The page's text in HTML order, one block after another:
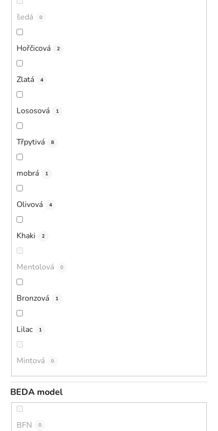
šedá 0
Hořčicová 2
Zlatá 4
Lososová 1
Třpytivá 8
mobrá 1
Olivová 4
Khaki 2
Mentolová 0
Bronzová 1
Lilac 1
Mintová 0
BEDA model
BFN 0